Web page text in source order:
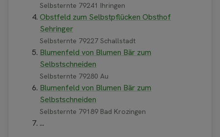
Selbsternte 79241 Ihringen
Obstfeld zum Selbstpflücken Obsthof
Sehringer
Selbsternte 79227 Schallstadt
Blumenfeld von Blumen Bär zum
Selbstschneiden
Selbsternte 79280 Au
Blumenfeld von Blumen Bär zum
Selbstschneiden
Selbsternte 79189 Bad Krozingen
...